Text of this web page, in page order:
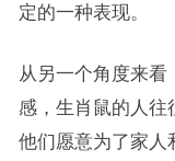
定的一种表现。
从另一个角度来看
感，生肖鼠的人往
他们愿意为了家人